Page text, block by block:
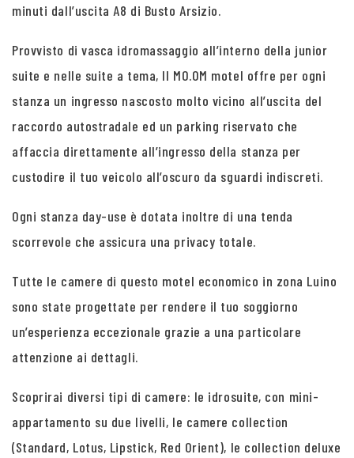
minuti dall’uscita A8 di Busto Arsizio.
Provvisto di vasca idromassaggio all’interno della junior
suite e nelle suite a tema, Il MO.OM motel offre per ogni
stanza un ingresso nascosto molto vicino all’uscita del
raccordo autostradale ed un parking riservato che
affaccia direttamente all’ingresso della stanza per
custodire il tuo veicolo all’oscuro da sguardi indiscreti.
Ogni stanza day-use è dotata inoltre di una tenda
scorrevole che assicura una privacy totale.
Tutte le camere di questo motel economico in zona Luino
sono state progettate per rendere il tuo soggiorno
un’esperienza eccezionale grazie a una particolare
attenzione ai dettagli.
Scoprirai diversi tipi di camere: le idrosuite, con mini-
appartamento su due livelli, le camere collection
(Standard, Lotus, Lipstick, Red Orient), le collection deluxe